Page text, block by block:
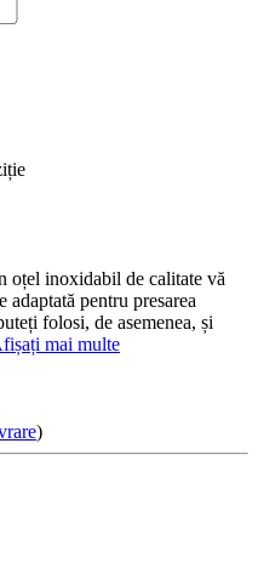
oțel inoxidabil de calitate vă
adaptată pentru presarea
folosi, de asemenea, și
mai multe
)